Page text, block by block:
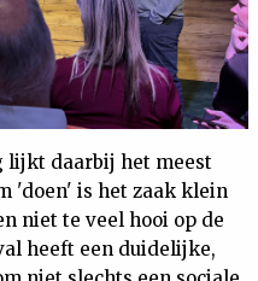
lijkt daarbij het meest
'doen' is het zaak klein
niet te veel hooi op de
heeft een duidelijke,